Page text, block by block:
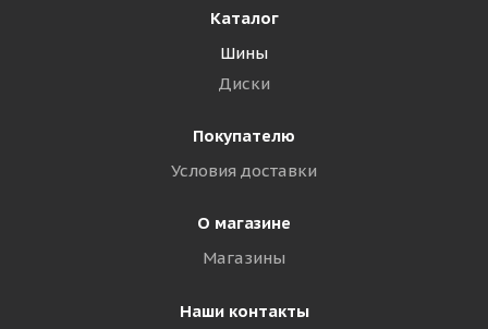
Каталог
Шины
Диски
Покупателю
Условия доставки
О магазине
Магазины
Наши контакты